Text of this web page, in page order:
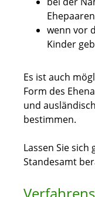
wenn vor
Kinder
Es ist auch
Form des
und
bestimmen.
Lassen Sie sich
Standesamt